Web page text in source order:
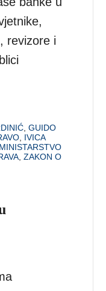
revizore i
,GUIDO
IVICA
MINISTARSTVO
,ZAKON O